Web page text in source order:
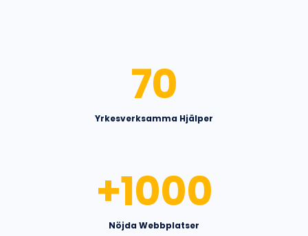
Yrkesverksamma Hjälper
70
Nöjda Webbplatser
+1000